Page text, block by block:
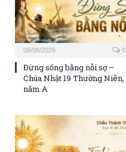
06/08/2026 0
Đừng sống bằng nỗi sợ –
Chúa Nhật 19 Thường Niên,
năm A